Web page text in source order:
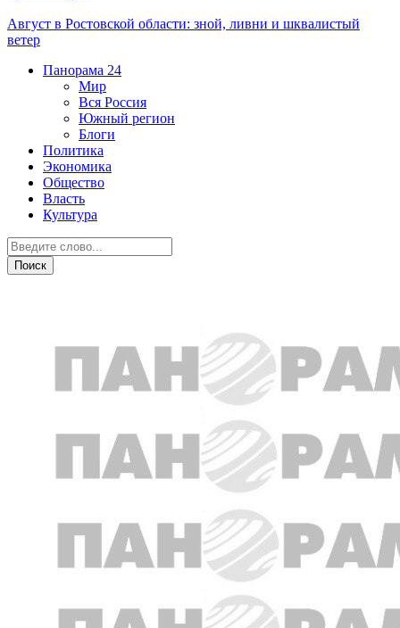
Август в Ростовской области: зной, ливни и шквалистый
ветер
Панорама 24
Мир
Вся Россия
Южный регион
Блоги
Политика
Экономика
Общество
Власть
Культура